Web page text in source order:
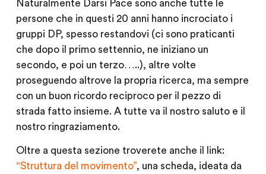
Naturalmente Darsi Pace sono anche tutte le
persone che in questi 20 anni hanno incrociato i
gruppi DP, spesso restandovi (ci sono praticanti
che dopo il primo settennio, ne iniziano un
secondo, e poi un terzo…..), altre volte
proseguendo altrove la propria ricerca, ma sempre
con un buon ricordo reciproco per il pezzo di
strada fatto insieme. A tutte va il nostro saluto e il
nostro ringraziamento.
Oltre a questa sezione troverete anche il link:
“Struttura del movimento”, una scheda, ideata da